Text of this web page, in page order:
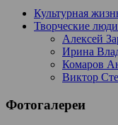
Культурная
Творческие
Алексей
Ирина
Комаров
Виктор
Фотогалереи